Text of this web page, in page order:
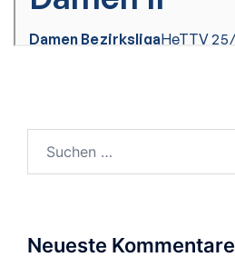
Neueste Kommentare